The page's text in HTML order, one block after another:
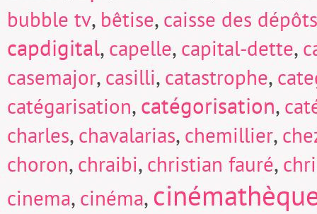
bubble tv, bêtise, caisse des
capdigital, capelle, capital-dette,
casemajor, casilli, catastrophe,
catégarisation,catégorisation,
charles, chavalarias, chemillier,
choron, chraibi, christian fauré,
cinema, cinéma,